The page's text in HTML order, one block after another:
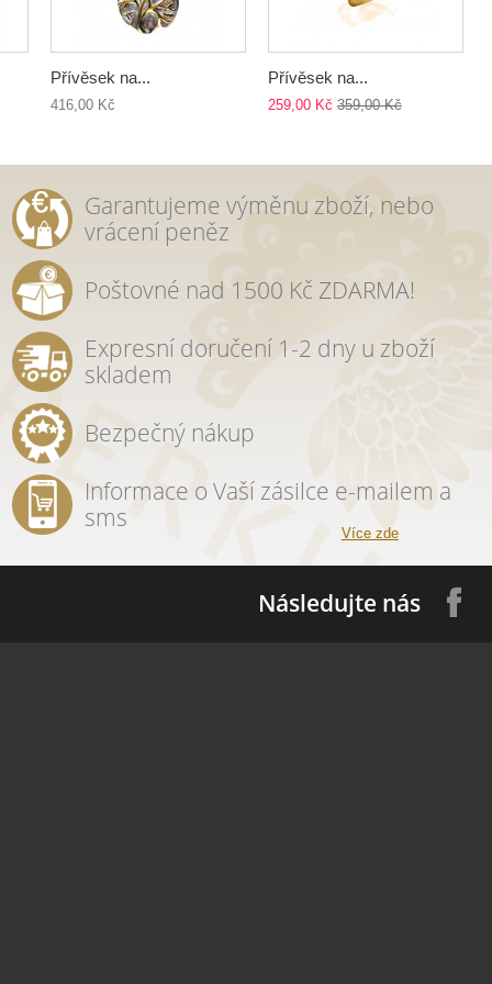
Přívěsek na...
416,00 Kč
Přívěsek na...
259,00 Kč 359,00 Kč
Garantujeme výměnu zboží, nebo
vrácení peněz
Poštovné nad 1500 Kč ZDARMA!
Expresní doručení 1-2 dny u zboží
skladem
Bezpečný nákup
Informace o Vaší zásilce e-mailem a
sms
Více zde
Následujte nás